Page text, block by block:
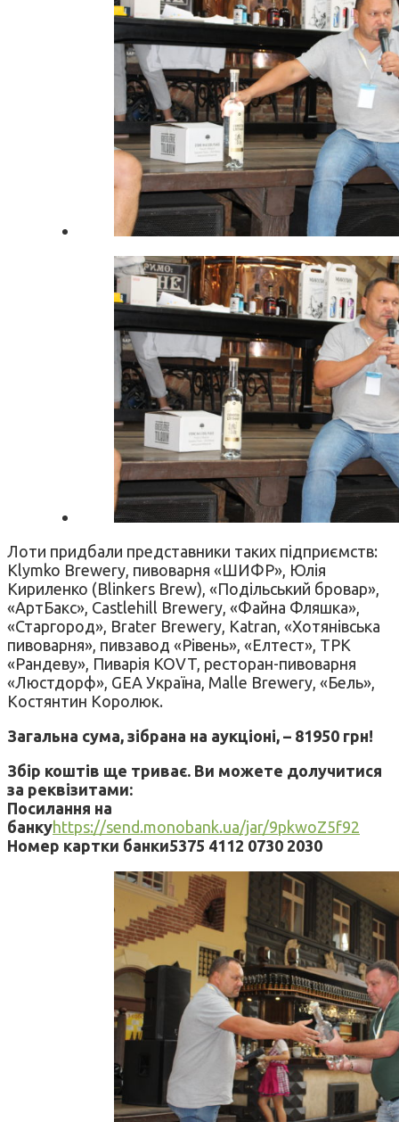
Лоти придбали представники таких підприємств:
Klymko Brewery, пивоварня «ШИФР», Юлія
Кириленко (Blinkers Brew), «Подільський бровар»,
«АртБакс», Castlehill Brewery, «Файна Фляшка»,
«Старгород», Brater Brewery, Katran, «Хотянівська
пивоварня», пивзавод «Рівень», «Елтест», ТРК
«Рандеву», Пиварія KOVT, ресторан-пивоварня
«Люстдорф», GEA Україна, Malle Brewery, «Бель»,
Костянтин Королюк.
Загальна сума, зібрана на аукціоні, – 81950 грн!
Збір коштів ще триває. Ви можете долучитися
за реквізитами:
Посилання на
банкуhttps://send.monobank.ua/jar/9pkwoZ5f92
Номер картки банки5375 4112 0730 2030